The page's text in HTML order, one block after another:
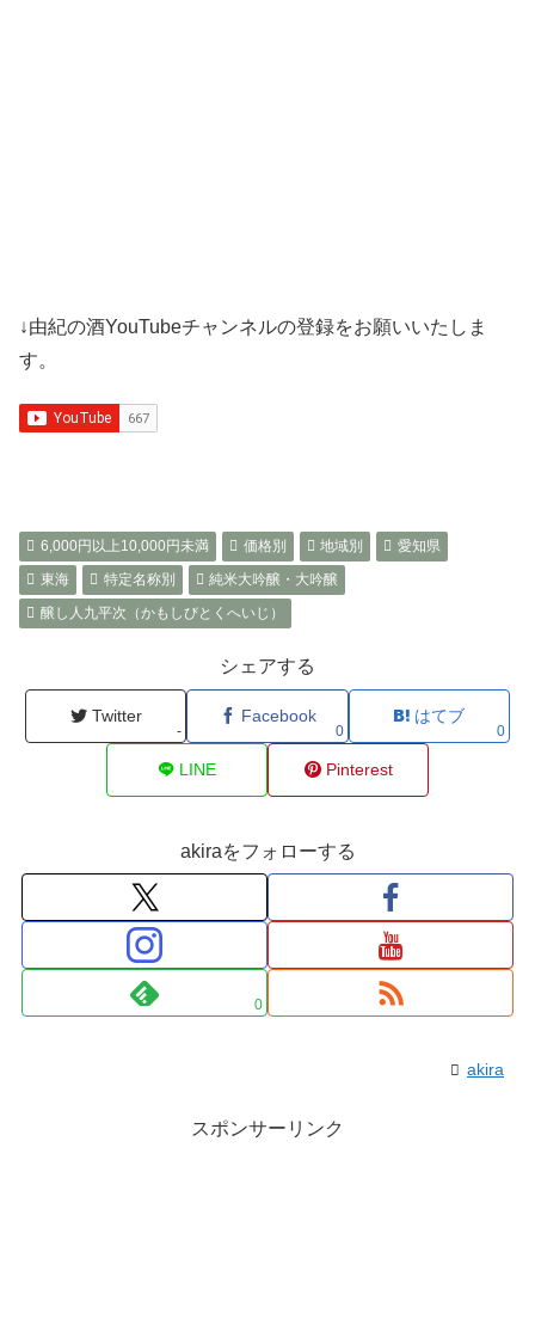
↓由紀の酒YouTubeチャンネルの登録をお願いいたしま
す。
6,000円以上10,000円未満 価格別 地域別
愛知県
東海
特定名称別
純米大吟醸・大吟醸
醸し人九平次（かもしびとくへいじ）
シェアする
Twitter
-
Facebook
0
はてブ
0
LINE Pinterest
akiraをフォローする
0
akira
スポンサーリンク